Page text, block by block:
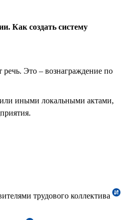
Как создать систему
речь. Это – вознаграждение по
иными локальными актами,
трудового коллектива